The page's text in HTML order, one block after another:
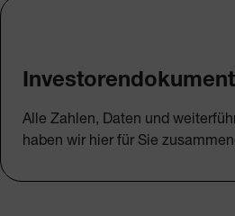
Alle Zahlen, Daten und
haben wir hier für Sie